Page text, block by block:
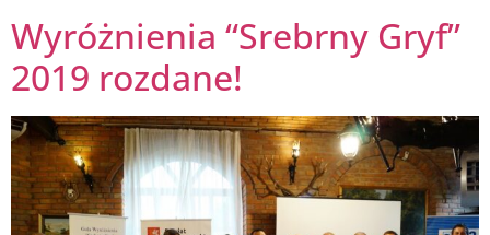
Wyróżnienia “Srebrny Gryf”
2019 rozdane!